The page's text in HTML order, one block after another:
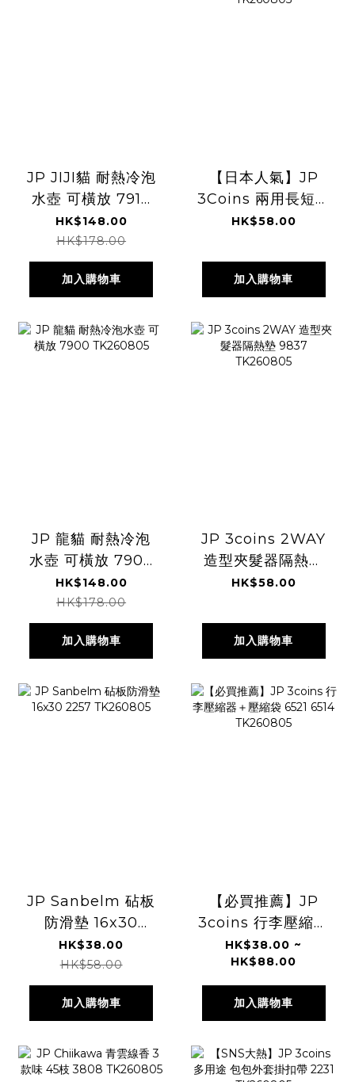
JP JIJI貓 耐熱冷泡
水壺 可橫放 7917
TK260805
HK$148.00
HK$178.00
加入購物車
【日本人氣】JP
3Coins 兩用長短遮
吸水收納袋 2804
HK$58.00
加入購物車
JP 龍貓 耐熱冷泡
水壺 可橫放 7900
TK260805
HK$148.00
HK$178.00
加入購物車
JP 3coins 2WAY
造型夾髮器隔熱墊
9837 TK260805
HK$58.00
加入購物車
JP Sanbelm 砧板
防滑墊 16x30
2257 TK260805
HK$38.00
HK$58.00
加入購物車
【必買推薦】JP
3coins 行李壓縮器
＋壓縮袋 6521
6514 TK260805
HK$38.00 ~
HK$88.00
加入購物車